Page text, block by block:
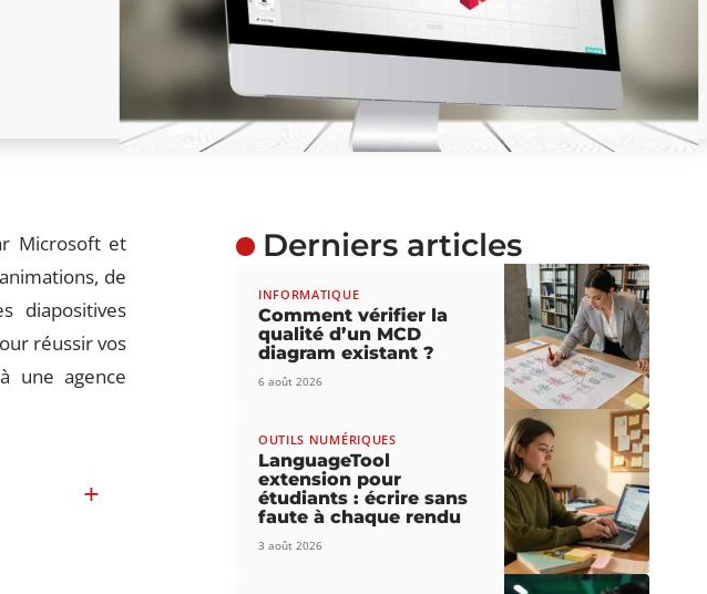
Microsoft et
de
diapositives
réussir vos
une agence
Derniers articles
INFORMATIQUE
Comment vérifier la
qualité d’un MCD
diagram existant ?
6 août 2026
OUTILS NUMÉRIQUES
LanguageTool
extension pour
étudiants : écrire sans
faute à chaque rendu
3 août 2026